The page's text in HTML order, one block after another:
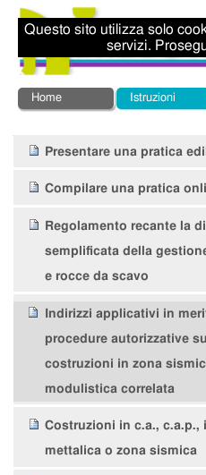
Salta
ai
contenuti.
Salta
alla
navigazione
Strumenti
personali
Sezioni
Home Istruzioni
Presentare una pratica
Compilare una pratica
Regolamento recante la
semplificata della
e rocce da scavo
Indirizzi applicativi in
procedure autorizzative
costruzioni in zona
modulistica correlata
Costruzioni in c.a., c.a.p.,
mettalica o zona sismica
Questo sito utilizza solo
servizi.